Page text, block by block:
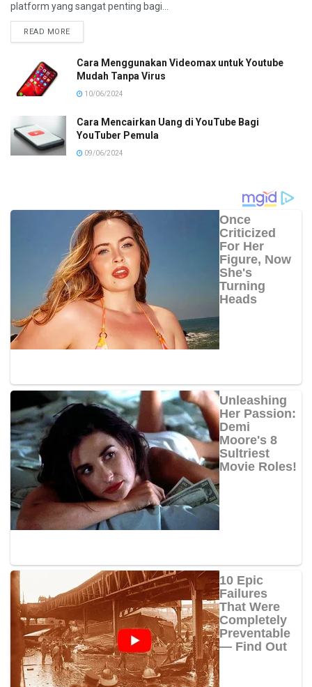
platform yang sangat penting bagi...
READ MORE
Cara Menggunakan Videomax untuk Youtube
Mudah Tanpa Virus
10/06/2024
Cara Mencairkan Uang di YouTube Bagi
YouTuber Pemula
09/06/2024